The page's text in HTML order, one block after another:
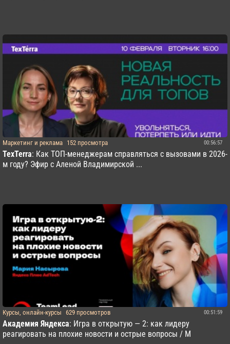
00:56:57
Маркетинг и реклама 152 просмотра
TexTerra: Как ТОП-менеджерам справляться с вызовами в 2026-
м году? Эфир с Аленой Владимирской ...
00:51:59
Курсы, онлайн-курсы 629 просмотров
Академия Яндекса: Игра в открытую — 2: как лидеру
реагировать на плохие новости и острые вопросы / М